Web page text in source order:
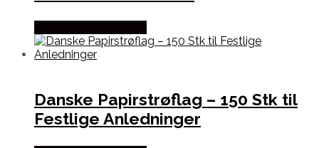
Danske Papirstrøflag – 150 Stk til
Festlige Anledninger